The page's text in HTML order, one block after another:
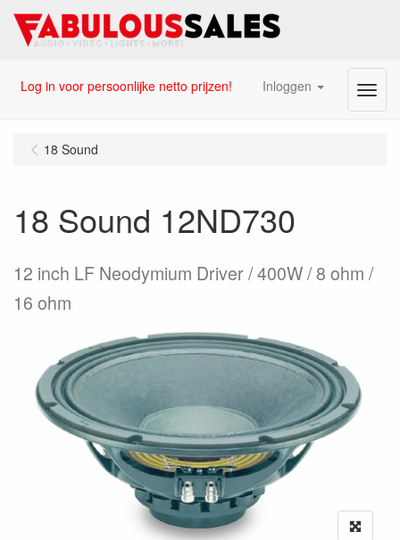
Log in voor persoonlijke netto prijzen! Inloggen Menu
18 Sound
18 Sound 12ND730
12 inch LF Neodymium Driver / 400W / 8 ohm /
16 ohm